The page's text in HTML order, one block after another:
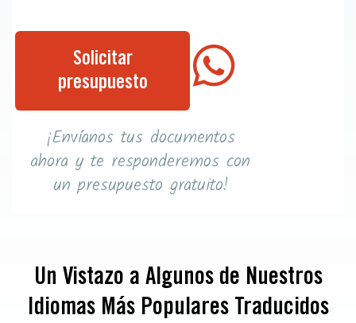
Solicitar
presupuesto
¡Envíanos tus documentos
ahora y te responderemos con
un presupuesto gratuito!
Un Vistazo a Algunos de Nuestros
Idiomas Más Populares Traducidos